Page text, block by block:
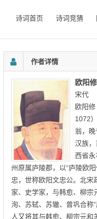
诗词首页 诗词竞猜
作者详情
欧阳修
宋代
欧阳
1072
翁，晚
汉族
西省
州原属庐陵郡，以“庐陵欧
忠，世称欧阳文忠公。北宋
家、史学家，与韩愈、柳宗
洵、苏轼、苏辙、曾巩合称
人又将其与韩愈、柳宗元和